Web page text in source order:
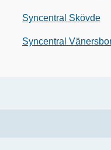
Syncentral Skövde
Syncentral